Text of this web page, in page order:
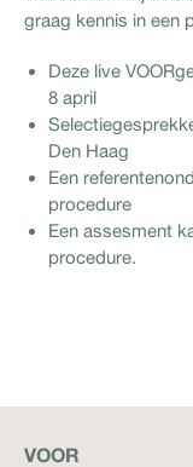
graag kennis in een
Deze live
8 april
Den Haag
Een
procedure
Een assesment
procedure.
VOOR